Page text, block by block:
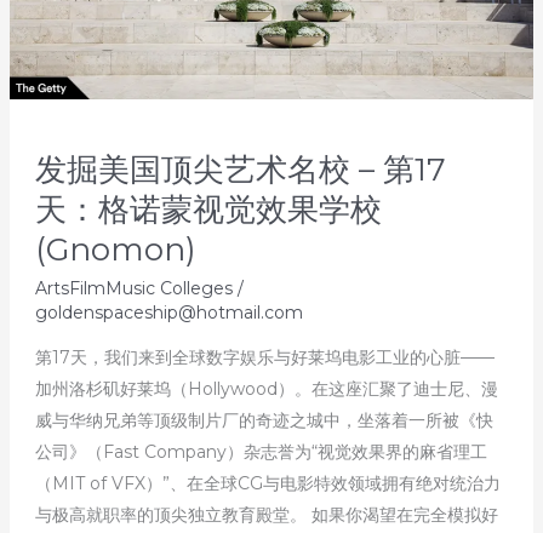
第
18
天：
德
罗
大
学
(DePaul
University)
发掘美国顶尖艺术名校 – 第17
天：格诺蒙视觉效果学校
(Gnomon)
ArtsFilmMusic Colleges/
goldenspaceship@hotmail.com
第17天，我们来到全球数字娱乐与好莱坞电影工业的心脏——
加州洛杉矶好莱坞（Hollywood）。在这座汇聚了迪士尼、漫
威与华纳兄弟等顶级制片厂的奇迹之城中，坐落着一所被《快
公司》（Fast Company）杂志誉为“视觉效果界的麻省理工
（MIT of VFX）”、在全球CG与电影特效领域拥有绝对统治力
与极高就职率的顶尖独立教育殿堂。 如果你渴望在完全模拟好